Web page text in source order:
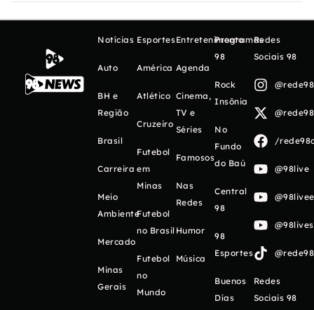
Notícias
Auto
BH e
Região
Brasil
Carreira
Meio
Ambiente
Mercado
Minas
Gerais
Esportes
América
Atlético
Cruzeiro
Futebol
em
Minas
Futebol
no Brasil
Futebol
no
Mundo
Entretenimento
Agenda
Cinema,
TV e
Séries
Famosos
Nas
Redes
Humor
Música
Programas
98
Rock
Insônia
No
Fundo
do Baú
Central
98
98
Esportes
Buenos
Días
Redes
Sociais 98
/
@98live
Redes
Sociais 98